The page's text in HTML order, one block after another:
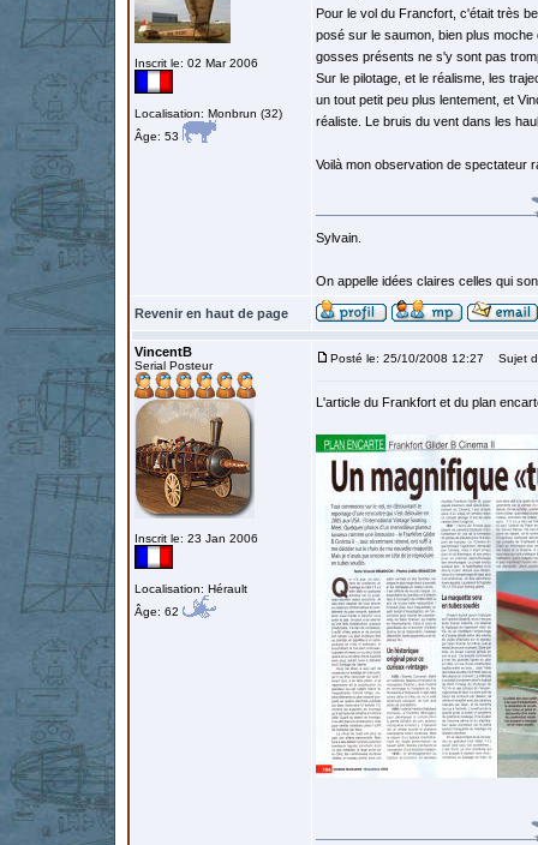
Inscrit le: 02 Mar 2006
Localisation: Monbrun (32)
Âge: 53
Pour le vol du Francfort, c'était très
posé sur le saumon, bien plus
gosses présents ne s'y sont pas
Sur le pilotage, et le réalisme, les
un tout petit peu plus lentement, et
réaliste. Le bruis du vent dans les
Voilà mon observation de spectateur
Sylvain.
On appelle idées claires celles qui
Revenir en haut de page
VincentB
Serial Posteur
Inscrit le: 23 Jan 2006
Localisation: Hérault
Âge: 62
Posté le: 25/10/2008 12:27 Sujet
L'article du Frankfort et du plan